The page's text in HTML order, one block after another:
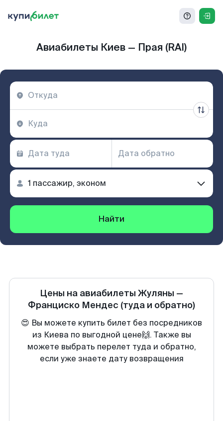
Авиабилеты Киев — Прая (RAI)
Найти
Цены на авиабилеты Жуляны —
Франциско Мендес (туда и обратно)
😍 Вы можете купить билет без посредников
из Киева по выгодной цене🙌. Также вы
можете выбрать перелет туда и обратно,
если уже знаете дату возвращения